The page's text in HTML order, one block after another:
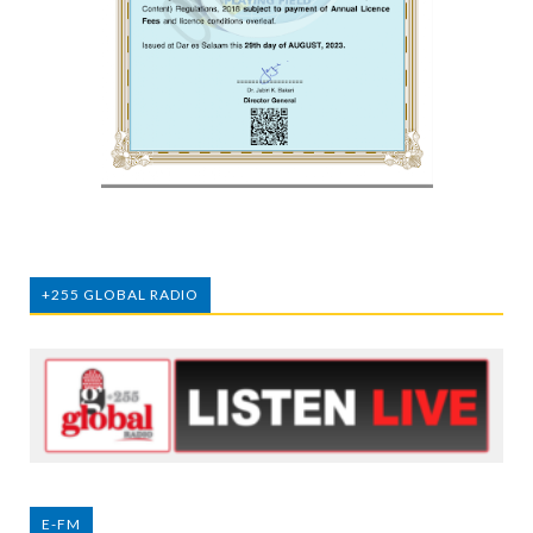
+255 GLOBAL RADIO
E-FM